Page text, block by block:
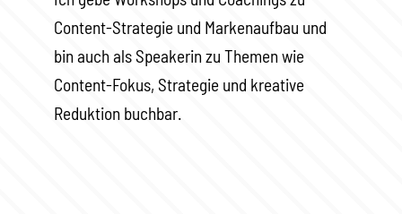
Content-Strategie und Markenaufbau und
bin auch als Speakerin zu Themen wie
Content-Fokus, Strategie und kreative
Reduktion buchbar.